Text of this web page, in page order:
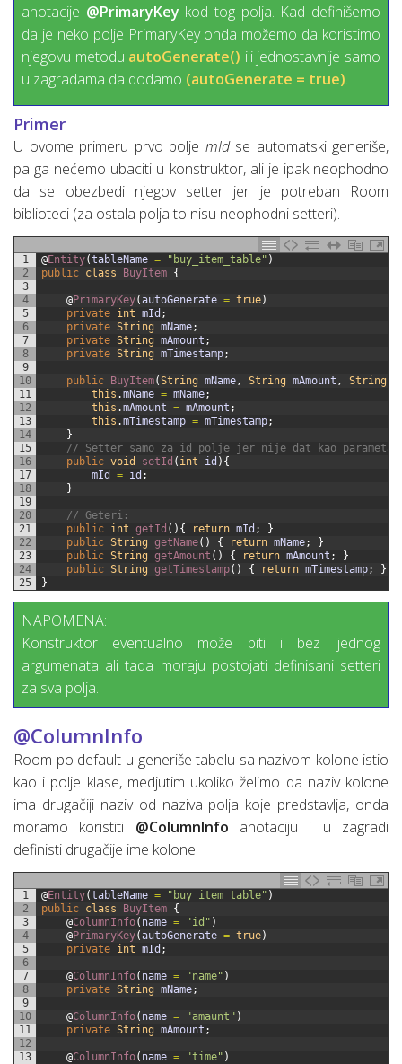
anotacije @PrimaryKey kod tog polja. Kad definišemo
da je neko polje PrimaryKey onda možemo da koristimo
njegovu metodu autoGenerate() ili jednostavnije samo
u zagradama da dodamo (autoGenerate = true).
Primer
U ovome primeru prvo polje mIdse automatski generiše,
pa ga nećemo ubaciti u konstruktor, ali je ipak neophodno
da se obezbedi njegov setter jer je potreban Room
biblioteci (za ostala polja to nisu neophodni setteri).
1
2
3
4
5
6
7
8
9
10
11
12
13
14
15
16
17
18
19
20
21
22
23
24
25
@Entity(tableName = "buy_item_table" )
public class BuyItem {
@PrimaryKey(autoGenerate = true)
private int mId ;
private String mName;
private String mAmount ;
private String mTimestamp;
public BuyItem(String mName , String mAmount , String
this .mName = mName;
this .mAmount = mAmount ;
this .mTimestamp = mTimestamp;
}
// Setter samo za id polje jer nije dat kao parametar
public void setId ( int id ) {
mId
= id ;
}
// Geteri:
public int getId ( ) { return mId ;
}
public String getName( ) { return mName;
}
public String getAmount ( ) { return mAmount ;
}
public String getTimestamp( ) { return mTimestamp;
}
}
NAPOMENA:
Konstruktor eventualno može biti i bez ijednog
argumenata ali tada moraju postojati definisani setteri
za sva polja.
@ColumnInfo
Room po default-u generiše tabelu sa nazivom kolone istio
kao i polje klase, medjutim ukoliko želimo da naziv kolone
ima drugačiji naziv od naziva polja koje predstavlja, onda
moramo koristiti @ColumnInfo anotaciju i u zagradi
definisti drugačije ime kolone.
1
2
3
4
5
6
7
8
9
10
11
12
13
@Entity(tableName = "buy_item_table" )
public class BuyItem {
@ColumnInfo( name = "id" )
@PrimaryKey(autoGenerate = true)
private int mId ;
@ColumnInfo( name = "name" )
private String mName;
@ColumnInfo( name = "amaunt" )
private String mAmount ;
@ColumnInfo( name = "time" )